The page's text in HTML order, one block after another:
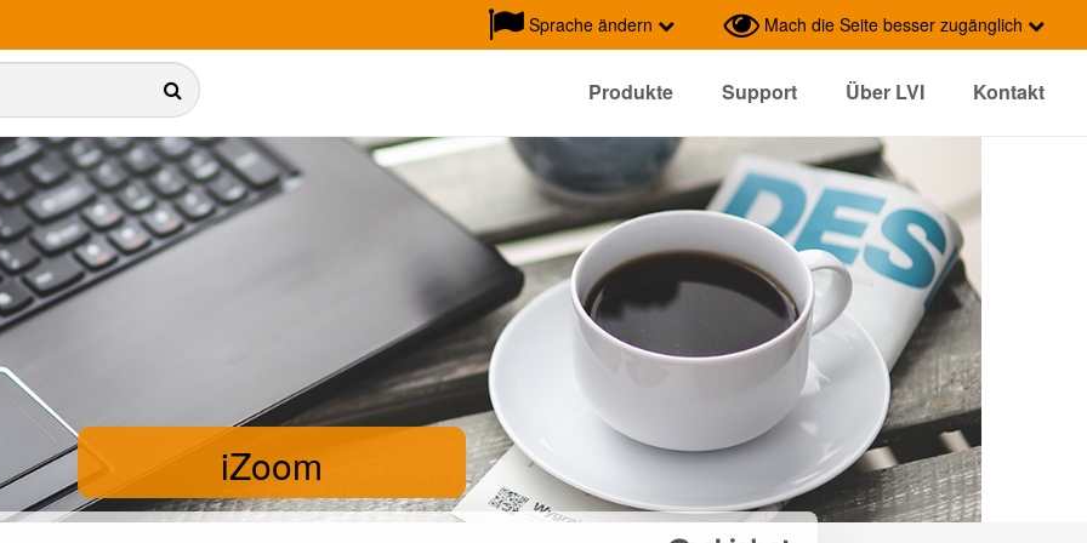
Sprache ändern Mach die Seite besser zugänglich
Produkte Support Über LVI
Kontakt
iZoom